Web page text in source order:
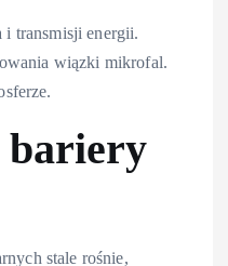
i transmisji energii.
wiązki mikrofal.
bariery
stale rośnie,